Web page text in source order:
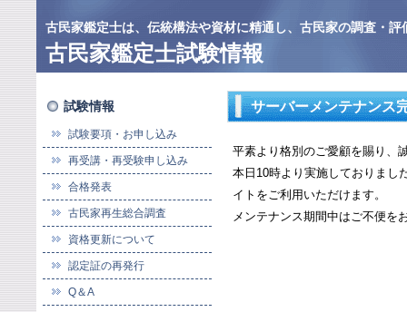
古民家鑑定士は、伝統構法や資材に精通し、古民家の調査・
古民家鑑定士試験情報
試験情報
試験要項・お申し込み
再受講・再受験申し込み
合格発表
古民家再生総合調査
資格更新について
認定証の再発行
Q＆A
サーバーメンテナンス
平素より格別のご愛顧を賜り、
本日10時より実施しておりまし
イトをご利用いただけます。
メンテナンス期間中はご不便を